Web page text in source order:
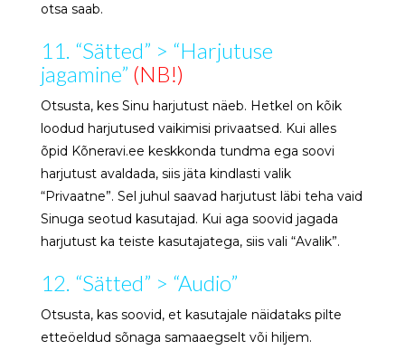
otsa saab.
11. “Sätted” > “Harjutuse
jagamine” (NB!)
Otsusta, kes Sinu harjutust näeb. Hetkel on kõik
loodud harjutused vaikimisi privaatsed. Kui alles
õpid Kõneravi.ee keskkonda tundma ega soovi
harjutust avaldada, siis jäta kindlasti valik
“Privaatne”. Sel juhul saavad harjutust läbi teha vaid
Sinuga seotud kasutajad. Kui aga soovid jagada
harjutust ka teiste kasutajatega, siis vali “Avalik”.
12. “Sätted” > “Audio”
Otsusta, kas soovid, et kasutajale näidataks pilte
etteöeldud sõnaga samaaegselt või hiljem.